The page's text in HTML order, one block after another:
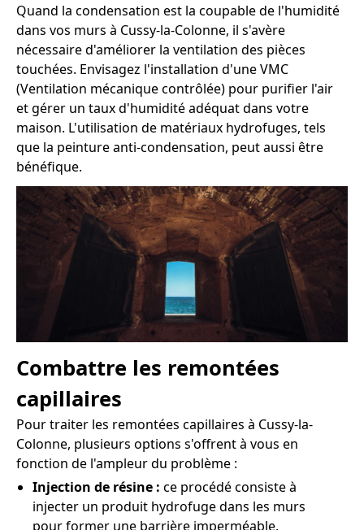
Quand la condensation est la coupable de l'humidité
dans vos murs à Cussy-la-Colonne, il s'avère
nécessaire d'améliorer la ventilation des pièces
touchées. Envisagez l'installation d'une VMC
(Ventilation mécanique contrôlée) pour purifier l'air
et gérer un taux d'humidité adéquat dans votre
maison. L'utilisation de matériaux hydrofuges, tels
que la peinture anti-condensation, peut aussi être
bénéfique.
Combattre les remontées
capillaires
Pour traiter les remontées capillaires à Cussy-la-
Colonne, plusieurs options s'offrent à vous en
fonction de l'ampleur du problème :
Injection de résine : ce procédé consiste à
injecter un produit hydrofuge dans les murs
pour former une barrière imperméable.